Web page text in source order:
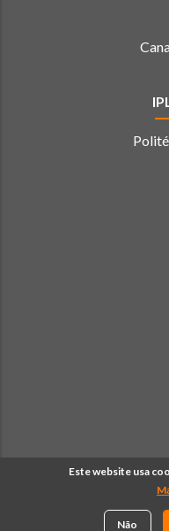
© Copyright
direitos
Este website usa
Não